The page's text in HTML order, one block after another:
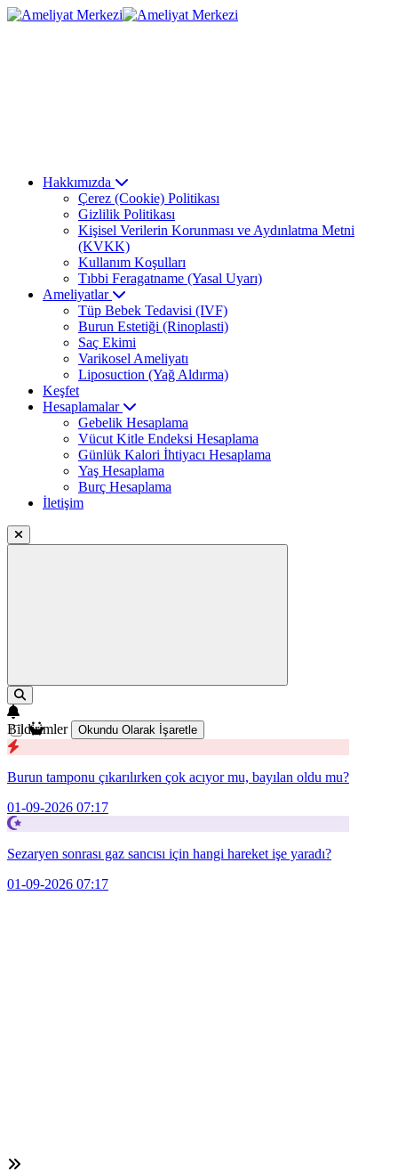
Hakkımızda
Çerez (Cookie) Politikası
Gizlilik Politikası
Kişisel Verilerin Korunması ve Aydınlatma Metni
(KVKK)
Kullanım Koşulları
Tıbbi Feragatname (Yasal Uyarı)
Ameliyatlar
Tüp Bebek Tedavisi (IVF)
Burun Estetiği (Rinoplasti)
Saç Ekimi
Varikosel Ameliyatı
Liposuction (Yağ Aldırma)
Keşfet
Hesaplamalar
Gebelik Hesaplama
Vücut Kitle Endeksi Hesaplama
Günlük Kalori İhtiyacı Hesaplama
Yaş Hesaplama
Burç Hesaplama
İletişim
Bildirimler Okundu Olarak İşaretle
Burun tamponu çıkarılırken çok acıyor mu, bayılan oldu mu?
01-09-2026 07:17
Sezaryen sonrası gaz sancısı için hangi hareket işe yaradı?
01-09-2026 07:17